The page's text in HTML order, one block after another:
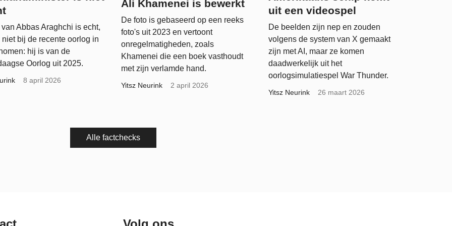
Abbas Araghchi is echt,
niet bij de recente oorlog in
hij is van de
Oorlog uit 2025.
8 april 2026
Ali Khamenei is bewerkt
De foto is gebaseerd op een reeks
foto's uit 2023 en vertoont
onregelmatigheden, zoals
Khamenei die een boek vasthoudt
met zijn verlamde hand.
Yitsz Neurink 2 april 2026
uit een videospel
De beelden zijn nep en zouden
volgens de system van X gemaakt
zijn met AI, maar ze komen
daadwerkelijk uit het
oorlogsimulatiespel War Thunder.
Yitsz Neurink 26 maart 2026
Alle factchecks